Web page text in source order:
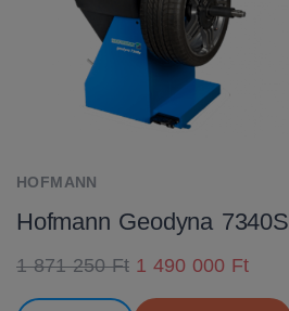
HOFMANN
Hofmann Geodyna 7340S
1 871 250 Ft 1 490 000 Ft